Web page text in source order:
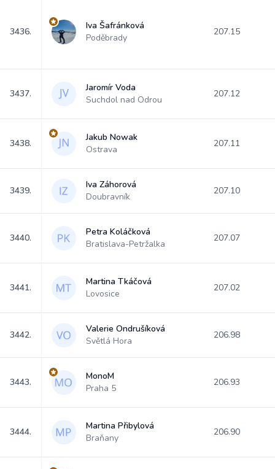
3436.
Iva Šafránková
Poděbrady
207.15
3437.
Jaromír Voda
Suchdol nad Odrou
207.12
3438.
Jakub Nowak
Ostrava
207.11
3439.
Iva Záhorová
Doubravník
207.10
3440.
Petra Koláčková
Bratislava-Petržalka
207.07
3441.
Martina Tkáčová
Lovosice
207.02
3442.
Valerie Ondrušíková
Světlá Hora
206.98
3443.
MonoM
Praha 5
206.93
3444.
Martina Přibylová
Braňany
206.90